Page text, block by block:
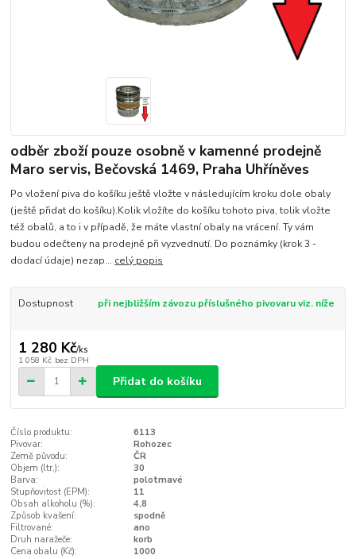
odběr zboží pouze osobně v kamenné prodejně
Maro servis, Bečovská 1469, Praha Uhříněves
Po vložení piva do košíku ještě vložte v následujícím kroku dole obaly
(ještě přidat do košíku).Kolik vložíte do košíku tohoto piva, tolik vložte
též obalů, a to i v případě, že máte vlastní obaly na vrácení. Ty vám
budou odečteny na prodejně při vyzvednutí. Do poznámky (krok 3 -
dodací údaje) nezap... celý popis
Dostupnost při nejbližším závozu příslušného pivovaru viz. níže
1 280 Kč/ks
1 058 Kč bez DPH
Přidat do košíku
Číslo produktu:
6113
Pivovar:
Rohozec
Země původu:
ČR
Objem (ltr,):
30
Barva:
polotmavé
Stupňovitost (EPM):
11
Obsah alkoholu (%):
4,8
Způsob kvašení:
spodně
Filtrované:
ano
Druh naražeče:
korb
Cena obalu (Kč):
1000